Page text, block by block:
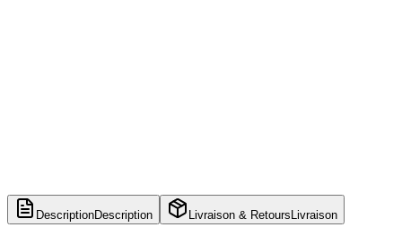
DescriptionDescription Livraison & Retours Livraison